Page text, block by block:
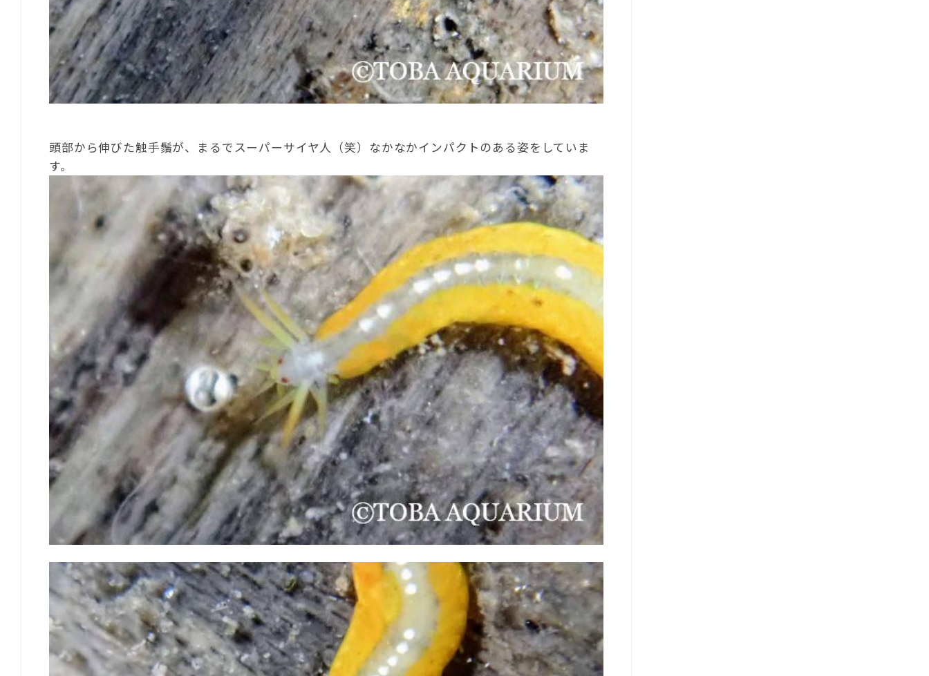
頭部から伸びた触手鬚が、まるでスーパーサイヤ人（笑）なかなかインパクトのある姿をしていま
す。